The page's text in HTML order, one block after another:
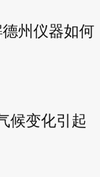
州仪器如何
候变化引起